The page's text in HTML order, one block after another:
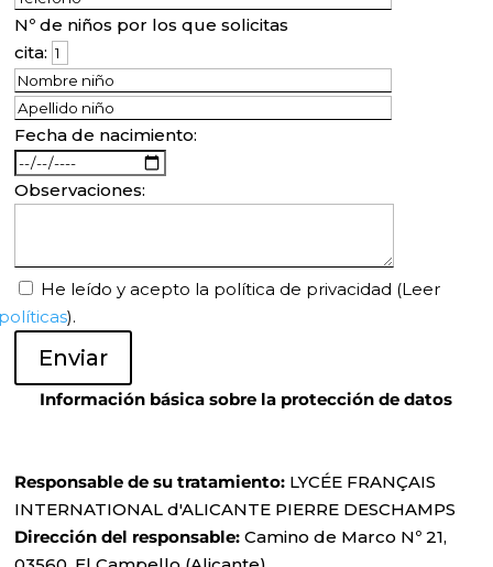
Nº de niños por los que solicitas
cita:
Fecha de nacimiento:
Observaciones:
He leído y acepto la política de privacidad (Leer
políticas).
Enviar
Información básica sobre la protección de datos
Responsable de su tratamiento: LYCÉE FRANÇAIS
INTERNATIONAL d'ALICANTE PIERRE DESCHAMPS
Dirección del responsable: Camino de Marco Nº 21,